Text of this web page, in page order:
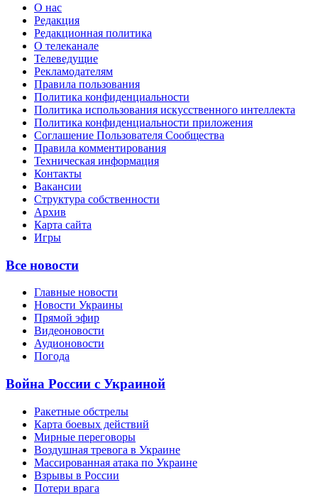
О нас
Редакция
Редакционная политика
О телеканале
Телеведущие
Рекламодателям
Правила пользования
Политика конфиденциальности
Политика использования искусственного интеллекта
Политика конфиденциальности приложения
Соглашение Пользователя Сообщества
Правила комментирования
Техническая информация
Контакты
Вакансии
Структура собственности
Архив
Карта сайта
Игры
Все новости
Главные новости
Новости Украины
Прямой эфир
Видеоновости
Аудионовости
Погода
Война России с Украиной
Ракетные обстрелы
Карта боевых действий
Мирные переговоры
Воздушная тревога в Украине
Массированная атака по Украине
Взрывы в России
Потери врага